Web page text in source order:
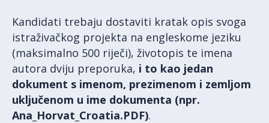
Kandidati trebaju dostaviti kratak opis svoga
istraživačkog projekta na engleskome jeziku
(maksimalno 500 riječi), životopis te imena
autora dviju preporuka, i to kao jedan
dokument s imenom, prezimenom i zemljom
uključenom u ime dokumenta (npr.
Ana_Horvat_Croatia.PDF).